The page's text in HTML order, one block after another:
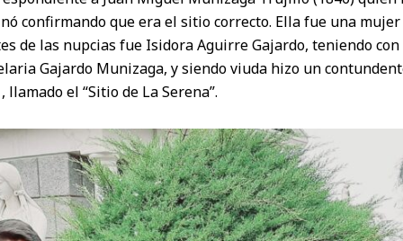
confirmando que era el sitio correcto. Ella fue una
de las nupcias fue Isidora Aguirre Gajardo, teniendo
Gajardo Munizaga, y siendo viuda hizo un
llamado el “Sitio de La Serena”.